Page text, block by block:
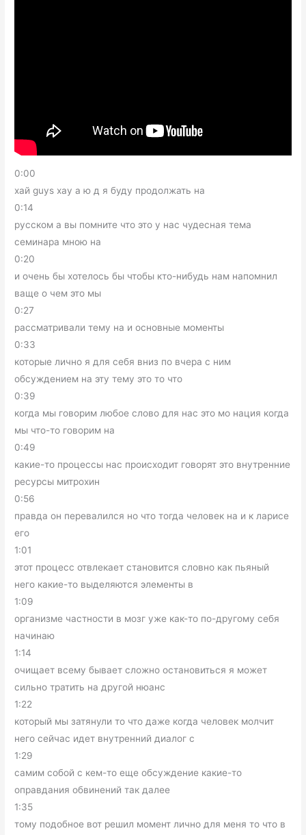
0:00
хай guys хау а ю д я буду продолжать на
0:14
русском а вы помните что это у нас чудесная тема
семинара мною на
0:20
и очень бы хотелось бы чтобы кто-нибудь нам напомнил
ваще о чем это мы
0:27
рассматривали тему на и основные моменты
0:33
которые лично я для себя вниз по вчера с ним
обсуждением на эту тему это то что
0:39
когда мы говорим любое слово для нас это мо нация когда
мы что-то говорим на
0:49
какие-то процессы нас происходит говорят это внутренние
ресурсы митрохин
0:56
правда он перевалился но что тогда человек на и к ларисе
его
1:01
этот процесс отвлекает становится словно как пьяный
него какие-то выделяются элементы в
1:09
организме частности в мозг уже как-то по-другому себя
начинаю
1:14
очищает всему бывает сложно остановиться я может
сильно тратить на другой нюанс
1:22
который мы затянули то что даже когда человек молчит
него сейчас идет внутренний диалог с
1:29
самим собой с кем-то еще обсуждение какие-то
оправдания обвинений так далее
1:35
тому подобное вот решил момент лично для меня то что в